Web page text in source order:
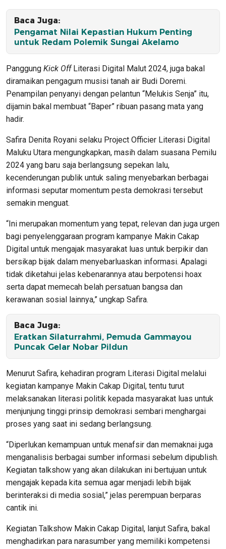
Baca Juga:
Pengamat Nilai Kepastian Hukum Penting
untuk Redam Polemik Sungai Akelamo
Panggung Kick OffLiterasi Digital Malut 2024, juga bakal
diramaikan pengagum musisi tanah air Budi Doremi.
Penampilan penyanyi dengan pelantun “Melukis Senja” itu,
dijamin bakal membuat “Baper” ribuan pasang mata yang
hadir.
Safira Denita Royani selaku Project Officier Literasi Digital
Maluku Utara mengungkapkan, masih dalam suasana Pemilu
2024 yang baru saja berlangsung sepekan lalu,
kecenderungan publik untuk saling menyebarkan berbagai
informasi seputar momentum pesta demokrasi tersebut
semakin menguat.
“Ini merupakan momentum yang tepat, relevan dan juga urgen
bagi penyelenggaraan program kampanye Makin Cakap
Digital untuk mengajak masyarakat luas untuk berpikir dan
bersikap bijak dalam menyebarluaskan informasi. Apalagi
tidak diketahui jelas kebenarannya atau berpotensi hoax
serta dapat memecah belah persatuan bangsa dan
kerawanan sosial lainnya,” ungkap Safira.
Baca Juga:
Eratkan Silaturrahmi, Pemuda Gammayou
Puncak Gelar Nobar Pildun
Menurut Safira, kehadiran program Literasi Digital melalui
kegiatan kampanye Makin Cakap Digital, tentu turut
melaksanakan literasi politik kepada masyarakat luas untuk
menjunjung tinggi prinsip demokrasi sembari menghargai
proses yang saat ini sedang berlangsung.
“Diperlukan kemampuan untuk menafsir dan memaknai juga
menganalisis berbagai sumber informasi sebelum dipublish.
Kegiatan talkshow yang akan dilakukan ini bertujuan untuk
mengajak kepada kita semua agar menjadi lebih bijak
berinteraksi di media sosial,” jelas perempuan berparas
cantik ini.
Kegiatan Talkshow Makin Cakap Digital, lanjut Safira, bakal
menghadirkan para narasumber yang memiliki kompetensi